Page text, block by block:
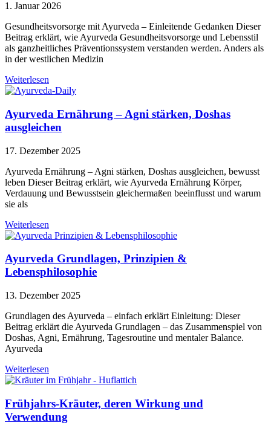
1. Januar 2026
Gesundheitsvorsorge mit Ayurveda – Einleitende Gedanken Dieser
Beitrag erklärt, wie Ayurveda Gesundheitsvorsorge und Lebensstil
als ganzheitliches Präventionssystem verstanden werden. Anders als
in der westlichen Medizin
Weiterlesen
Ayurveda Ernährung – Agni stärken, Doshas
ausgleichen
17. Dezember 2025
Ayurveda Ernährung – Agni stärken, Doshas ausgleichen, bewusst
leben Dieser Beitrag erklärt, wie Ayurveda Ernährung Körper,
Verdauung und Bewusstsein gleichermaßen beeinflusst und warum
sie als
Weiterlesen
Ayurveda Grundlagen, Prinzipien &
Lebensphilosophie
13. Dezember 2025
Grundlagen des Ayurveda – einfach erklärt Einleitung: Dieser
Beitrag erklärt die Ayurveda Grundlagen – das Zusammenspiel von
Doshas, Agni, Ernährung, Tagesroutine und mentaler Balance.
Ayurveda
Weiterlesen
Frühjahrs-Kräuter, deren Wirkung und
Verwendung